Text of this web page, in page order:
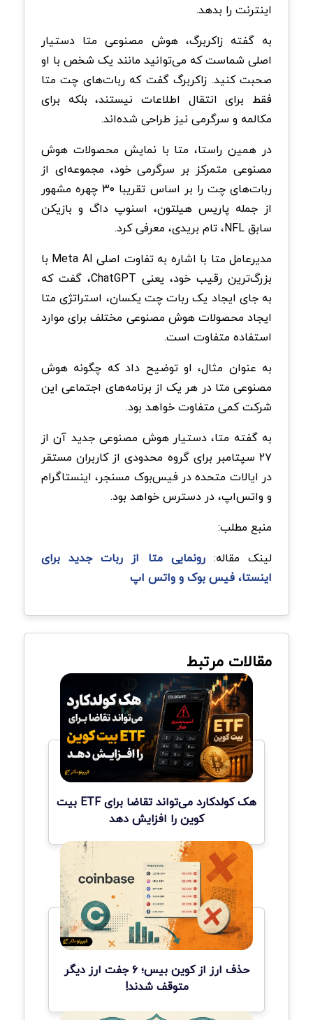
اینترنت را بدهد.
به گفته زاکربرگ، هوش مصنوعی متا دستیار
اصلی شماست که می‌توانید مانند یک شخص با او
صحبت کنید. زاکربرگ گفت که ربات‌های چت متا
فقط برای انتقال اطلاعات نیستند، بلکه برای
مکالمه و سرگرمی نیز طراحی شده‌اند.
در همین راستا، متا با نمایش محصولات هوش
مصنوعی متمرکز بر سرگرمی خود، مجموعه‌ای از
ربات‌های چت را بر اساس تقریبا ۳۰ چهره مشهور
از جمله پاریس هیلتون، اسنوپ داگ و بازیکن
سابق NFL، تام بریدی، معرفی کرد.
مدیرعامل متا با اشاره به تفاوت اصلی Meta AI با
بزرگ‌ترین رقیب خود، یعنی ChatGPT، گفت که
به جای ایجاد یک ربات چت یکسان، استراتژی متا
ایجاد محصولات هوش مصنوعی مختلف برای موارد
استفاده متفاوت است.
به عنوان مثال، او توضیح داد که چگونه هوش
مصنوعی متا در هر یک از برنامه‌های اجتماعی این
شرکت کمی متفاوت خواهد بود.
به گفته متا، دستیار هوش مصنوعی جدید آن از
۲۷ سپتامبر برای گروه محدودی از کاربران مستقر
در ایالات متحده در فیس‌بوک مسنجر، اینستاگرام
و واتس‌اپ، در دسترس خواهد بود.
منبع مطلب:
لینک مقاله:رونمایی متا از ربات جدید برای
اینستا، فیس بوک و واتس اپ
مقالات مرتبط
هک کولدکارد می‌تواند تقاضا برای ETF بیت
کوین را افزایش دهد
حذف ارز از کوین بیس؛ ۶ جفت ارز دیگر
متوقف شدند!